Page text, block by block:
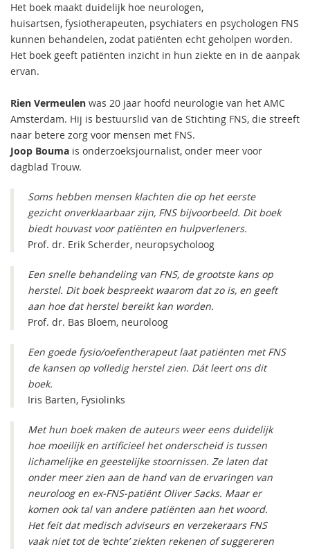
Het boek maakt duidelijk hoe neurologen,
huisartsen, fysiotherapeuten, psychiaters en psychologen FNS
kunnen behandelen, zodat patiënten echt geholpen worden.
Het boek geeft patiënten inzicht in hun ziekte en in de aanpak
ervan.
Rien Vermeulen was 20 jaar hoofd neurologie van het AMC
Amsterdam.​ Hij is bestuurslid van de Stichting FNS, die streeft
naar betere zorg voor mensen met FNS.
Joop Bouma is onderzoeksjournalist, onder meer voor
dagblad Trouw.
Soms hebben mensen klachten die op het eerste
gezicht onverklaarbaar zijn, FNS bijvoorbeeld. Dit boek
biedt houvast voor patiënten en hulpverleners.
Prof. dr. Erik Scherder, neuropsycholoog
Een snelle behandeling van FNS, de grootste kans op
herstel. Dit boek bespreekt waarom dat zo is, en geeft
aan hoe dat herstel bereikt kan worden.
Prof. dr. Bas Bloem, neuroloog
Een goede fysio/oefentherapeut laat patiënten met FNS
de kansen op volledig herstel zien. Dát leert ons dit
boek.
Iris Barten, Fysiolinks
Met hun boek maken de auteurs weer eens duidelijk
hoe moeilijk en artificieel het onderscheid is tussen
lichamelijke en geestelijke stoornissen. Ze laten dat
onder meer zien aan de hand van de ervaringen van
neuroloog en ex-FNS-patiënt Oliver Sacks. Maar er
komen ook tal van andere patiënten aan het woord.
Het feit dat medisch adviseurs en verzekeraars FNS
vaak niet tot de ‘echte’ ziekten rekenen of suggereren